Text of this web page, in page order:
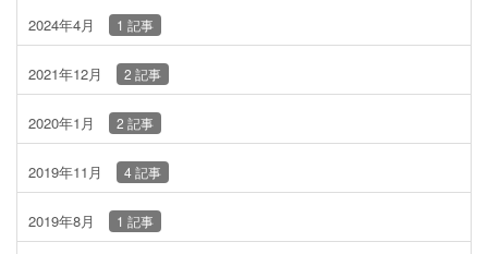
2024年4月 1 記事
2021年12月 2 記事
2020年1月 2 記事
2019年11月 4 記事
2019年8月 1 記事